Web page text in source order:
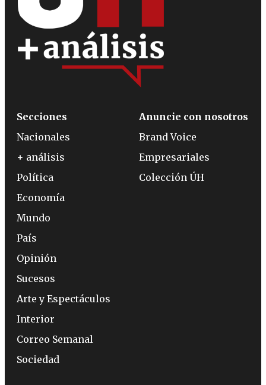
Secciones
Nacionales
+ análisis
Política
Economía
Mundo
País
Opinión
Sucesos
Arte y Espectáculos
Interior
Correo Semanal
Sociedad
Anuncie con nosotros
Brand Voice
Empresariales
Colección ÚH